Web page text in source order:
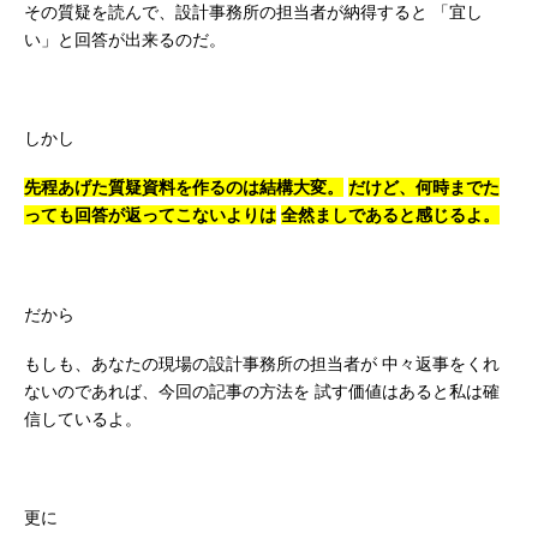
その質疑を読んで、設計事務所の担当者が納得すると
「宜し
い」と回答が出来るのだ。
しかし
先程あげた質疑資料を作るのは結構大変。
だけど、何時までた
っても回答が返ってこないよりは 全然ましであると感じるよ。
だから
もしも、あなたの現場の設計事務所の担当者が 中々返事をくれ
ないのであれば、今回の記事の方法を 試す価値はあると私は確
信しているよ。
更に